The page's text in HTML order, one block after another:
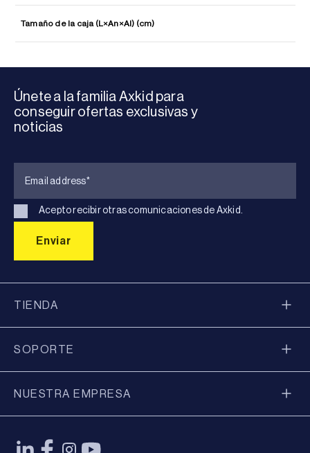
Tamaño de la caja (L×An×Al) (cm)
Únete a la familia Axkid para
conseguir ofertas exclusivas y
noticias
Acepto recibir otras comunicaciones de Axkid.
TIENDA
SOPORTE
NUESTRA EMPRESA